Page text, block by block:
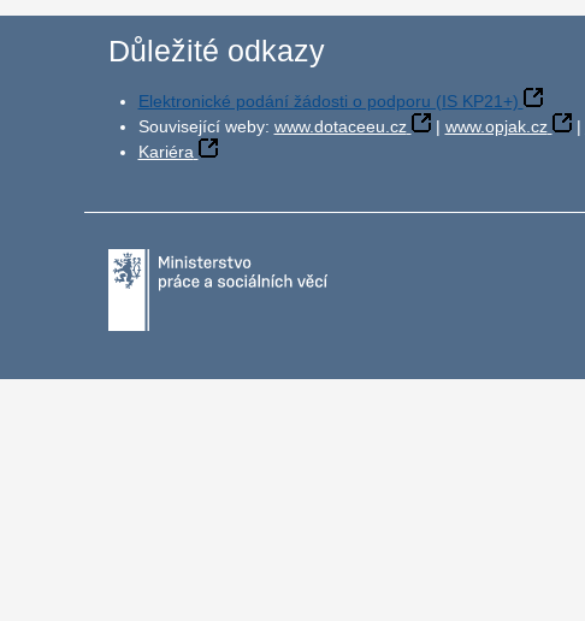
Důležité odkazy
Elektronické podání žádosti o podporu (IS KP21+)
Související weby: www.dotaceeu.cz | www.opjak.cz |
Kariéra